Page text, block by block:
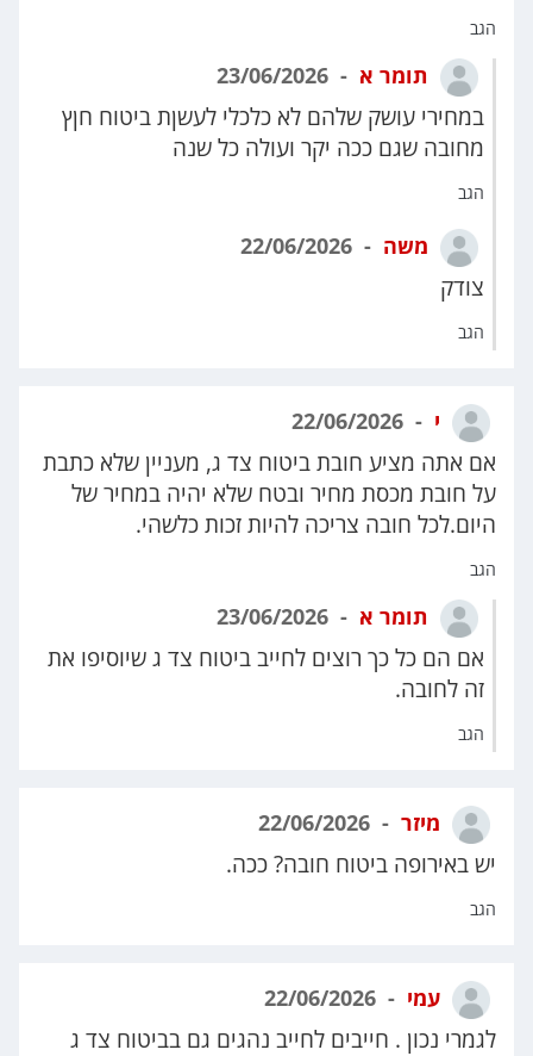
הגב
תומר א
במחירי עושק שלהם לא כלכלי לעשןת ביטוח חןץ
מחובה שגם ככה יקר ועולה כל שנה
הגב
משה
צודק
הגב
י
אם אתה מציע חובת ביטוח צד ג, מעניין שלא כתבת
על חובת מכסת מחיר ובטח שלא יהיה במחיר של
היום.לכל חובה צריכה להיות זכות כלשהי.
הגב
תומר א
אם הם כל כך רוצים לחייב ביטוח צד ג שיוסיפו את
זה לחובה.
הגב
מיזר
יש באירופה ביטוח חובה? ככה.
הגב
עמי
לגמרי נכון . חייבים לחייב נהגים גם בביטוח צד ג